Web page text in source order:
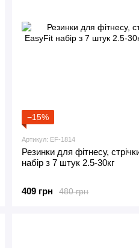
−15%
Артикул: EF-1814
Резинки для фітнесу,
набір з 7 штук 2.5-30кг
480 грн
409 грн